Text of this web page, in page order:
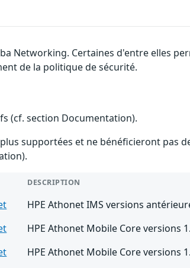
Networking. Certaines d'entre elles
de la politique de sécurité.
(cf. section Documentation).
supportées et ne bénéficieront pas
DESCRIPTION
HPE Athonet IMS versions
HPE Athonet Mobile Core versions
HPE Athonet Mobile Core versions